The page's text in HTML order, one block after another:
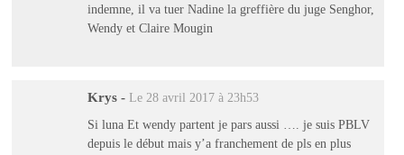
indemne, il va tuer Nadine la greffière du juge Senghor,
Wendy et Claire Mougin
Krys - Le 28 avril 2017 à 23h53
Si luna Et wendy partent je pars aussi …. je suis PBLV
depuis le début mais y’a franchement de pls en plus